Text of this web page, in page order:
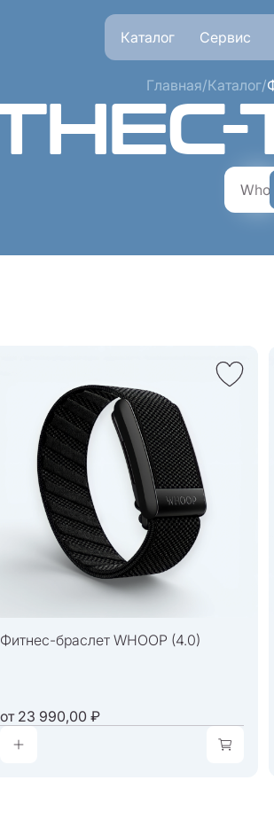
Каталог Сервис
Главная/Каталог/
Фитнес-браслет WHOOP (4.0)
от23 990,00 ₽